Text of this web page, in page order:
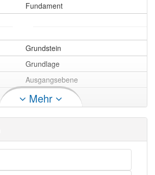
Fundament
Grundstein
Grundlage
Ausgangsebene
Ausgangspunkt
Kanon
Mehr